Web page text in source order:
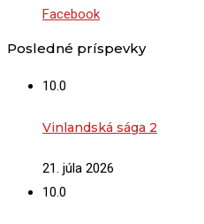
Facebook
Posledné príspevky
10.0
Vinlandská sága 2
21. júla 2026
10.0